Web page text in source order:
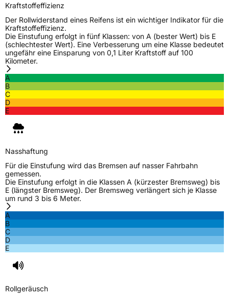
Zustand Neureifen
EU Label
Effizienz
Rollgeräusch (dB)
Fahrzeugklasse
3PMSF / Schneeflockensymbol / Alpine-Symbol
EPREL ID 446543
Allgemeine Produktsicherheit (GPSR)
HerstellerkontaktSailun Europe GmbH, 8 RUE DES PEROTS ZA
DVSSEAU 17220 SAINTE SOULLE
Kraftstoffeffizienz
Der Rollwiderstand eines Reifens ist ein wichtiger Indikator für die
Kraftstoffeffizienz.
Die Einstufung erfolgt in fünf Klassen: von A (bester Wert) bis E
(schlechtester Wert). Eine Verbesserung um eine Klasse bedeutet
ungefähr eine Einsparung von 0,1 Liter Kraftstoff auf 100
Kilometer.
A
B
C
D
E
Nasshaftung
Für die Einstufung wird das Bremsen auf nasser Fahrbahn
gemessen.
Die Einstufung erfolgt in die Klassen A (kürzester Bremsweg) bis
E (längster Bremsweg). Der Bremsweg verlängert sich je Klasse
um rund 3 bis 6 Meter.
A
B
C
D
E
Rollgeräusch